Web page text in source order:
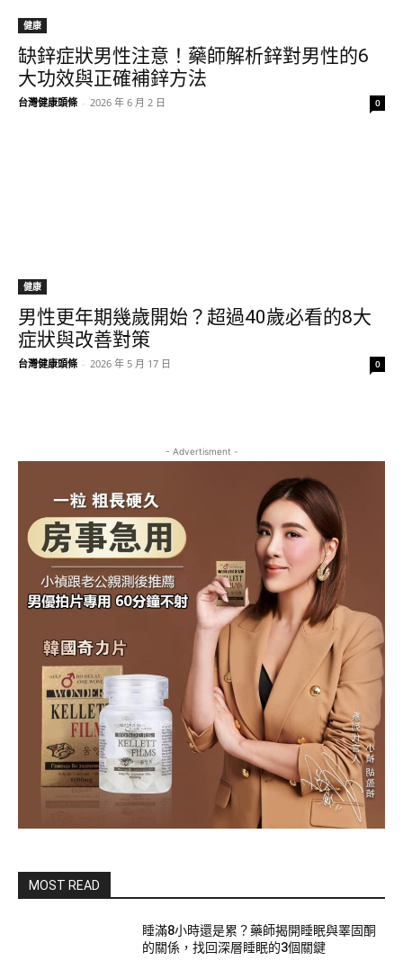
健康
缺鋅症狀男性注意！藥師解析鋅對男性的6
大功效與正確補鋅方法
台灣健康頭條 - 2026 年 6 月 2 日 0
健康
男性更年期幾歲開始？超過40歲必看的8大
症狀與改善對策
台灣健康頭條 - 2026 年 5 月 17 日 0
- Advertisment -
MOST READ
睡滿8小時還是累？藥師揭開睡眠與睪固酮
的關係，找回深層睡眠的3個關鍵